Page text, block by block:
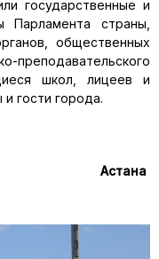
государственные и
Парламента страны,
общественных
школ, лицеев и
гости города.
Астана